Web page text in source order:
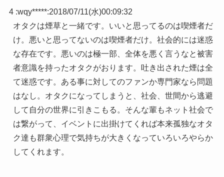
4 :wqy*****:2018/07/11(水)00:09:32
オタクは煙草と一緒です。いいと思ってるのは喫煙者だ
け。悪いと思ってないのは喫煙者だけ。社会的には迷惑
な存在です。悪いのは極一部、全体を悪く言うなと被害
者意識を持ったオタクがおります。吐き出された煙は全
て迷惑です。ある事に対してのファンか専門家なら問題
はなし。オタクになってしまうと、社会、世間から逃避
して自分の世界に引きこもる。そんな輩もネット社会で
は繋がって、イベントに出掛けてくれば本来孤独なオタ
ク達も群衆心理で気持ちが大きくなっていろいろやらか
してくれます。